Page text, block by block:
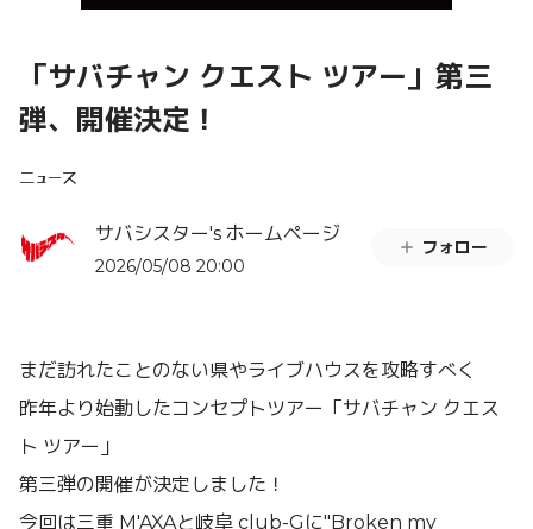
「サバチャン クエスト ツアー」第三
弾、開催決定！
ニュース
サバシスター's ホームページ
2026/05/08 20:00
フォロー
まだ訪れたことのない県やライブハウスを攻略すべく
昨年より始動したコンセプトツアー「サバチャン クエス
ト ツアー」
第三弾の開催が決定しました！
今回は三重 M'AXAと岐阜 club-Gに"Broken my